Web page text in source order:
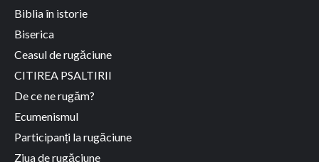
Biblia în istorie
Biserica
Ceasul de rugăciune
CITIREA PSALTIRII
De ce ne rugăm?
Ecumenismul
Participanți la rugăciune
Ziua de rugăciune